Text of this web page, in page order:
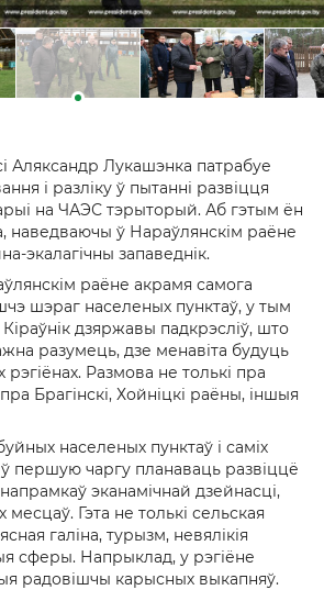
Аляксандр Лукашэнка патрабуе
і разліку ў пытанні развіцця
на ЧАЭС тэрыторый. Аб гэтым ён
наведваючы ў Нараўлянскім раёне
экалагічны запаведнік.
раёне акрамя самога
шэраг населеных пунктаў, у тым
Кіраўнік дзяржавы падкрэсліў, што
разумець, дзе менавіта будуць
Размова не толькі пра
Брагінскі, Хойніцкі раёны, іншыя
населеных пунктаў і саміх
першую чаргу планаваць развіццё
эканамічнай дзейнасці,
Гэта не толькі сельская
галіна, турызм, невялікія
сферы. Напрыклад, у рэгіёне
радовішчы карысных выкапняў.